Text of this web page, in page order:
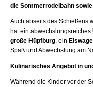
die Sommerrodelbahn
Auch abseits des Schießens
hat ein abwechslungsreiches
große Hüpfburg , ein
Spaß und Abwechslung am
Kulinarisches Angebot in
Während die Kinder vor der